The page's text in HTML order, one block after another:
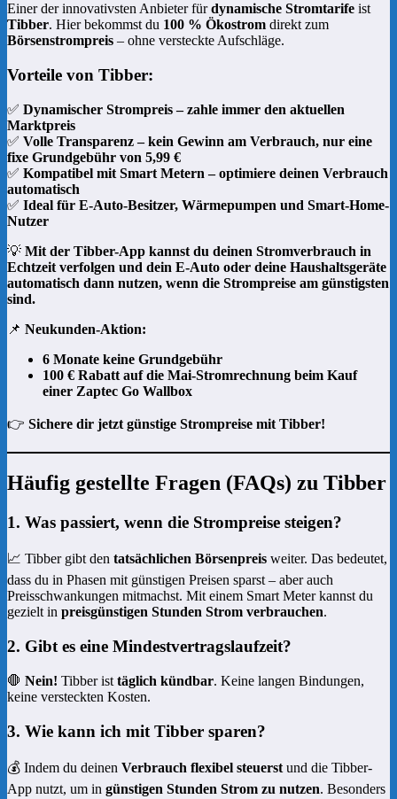
Einer der innovativsten Anbieter fürdynamische Stromtarife ist
Tibber. Hier bekommst du 100 % Ökostrom direkt zum
Börsenstrompreis – ohne versteckte Aufschläge.
Vorteile von Tibber:
✅ Dynamischer Strompreis – zahle immer den aktuellen
Marktpreis
✅ Volle Transparenz – kein Gewinn am Verbrauch, nur eine
fixe Grundgebühr von 5,99 €
✅ Kompatibel mit Smart Metern – optimiere deinen Verbrauch
automatisch
✅ Ideal für E-Auto-Besitzer, Wärmepumpen und Smart-Home-
Nutzer
💡 Mit der Tibber-App kannst du deinen Stromverbrauch in
Echtzeit verfolgen und dein E-Auto oder deine Haushaltsgeräte
automatisch dann nutzen, wenn die Strompreise am günstigsten
sind.
📌 Neukunden-Aktion:
6 Monate keine Grundgebühr
100 € Rabatt auf die Mai-Stromrechnung beim Kauf
einer Zaptec Go Wallbox
👉 Sichere dir jetzt günstige Strompreise mit Tibber!
Häufig gestellte Fragen (FAQs) zu Tibber
1. Was passiert, wenn die Strompreise steigen?
📈 Tibber gibt den tatsächlichen Börsenpreis weiter. Das bedeutet,
dass du in Phasen mit günstigen Preisen sparst – aber auch
Preisschwankungen mitmachst. Mit einem Smart Meter kannst du
gezielt in preisgünstigen Stunden Strom verbrauchen.
2. Gibt es eine Mindestvertragslaufzeit?
🛑 Nein! Tibber ist täglich kündbar. Keine langen Bindungen,
keine versteckten Kosten.
3. Wie kann ich mit Tibber sparen?
💰 Indem du deinen Verbrauch flexibel steuerst und die Tibber-
App nutzt, um in günstigen Stunden Strom zu nutzen. Besonders